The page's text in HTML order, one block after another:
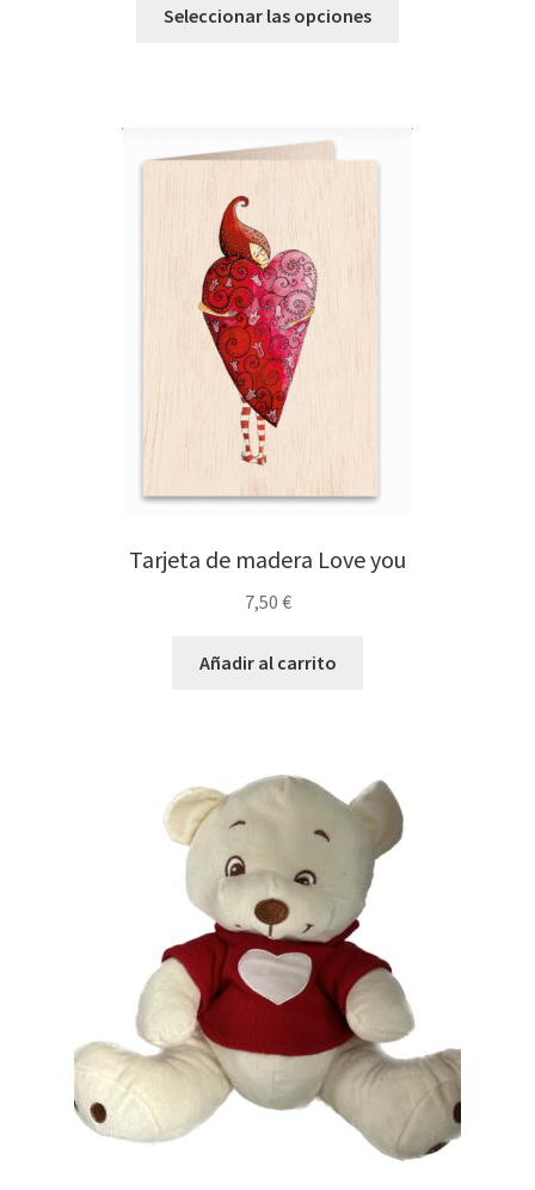
Seleccionar las opciones
Tarjeta de madera Love you
7,50 €
Añadir al carrito